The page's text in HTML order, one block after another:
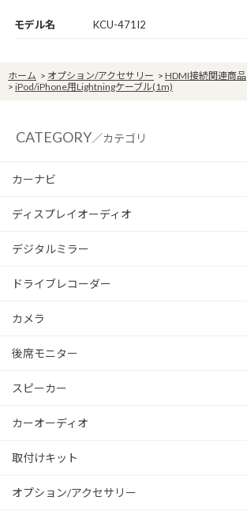
モデル名 KCU-471I2
ホーム > オプション/アクセサリー > HDMI接続関連商品
> iPod/iPhone用Lightningケーブル(1m)
CATEGORY／カテゴリ
カーナビ
ディスプレイオーディオ
デジタルミラー
ドライブレコーダー
カメラ
後席モニター
スピーカー
カーオーディオ
取付けキット
オプション/アクセサリー